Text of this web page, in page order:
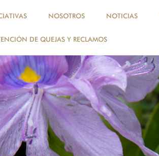
NOSOTROS NOTICIAS
DE QUEJAS Y RECLAMOS